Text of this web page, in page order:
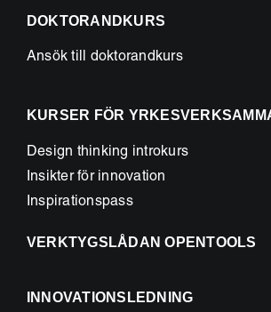
DOKTORANDKURS
Ansök till doktorandkurs
KURSER FÖR
Design thinking introkurs
Insikter för innovation
Inspirationspass
VERKTYGSLÅDAN OPENTOOLS
INNOVATIONSLEDNING